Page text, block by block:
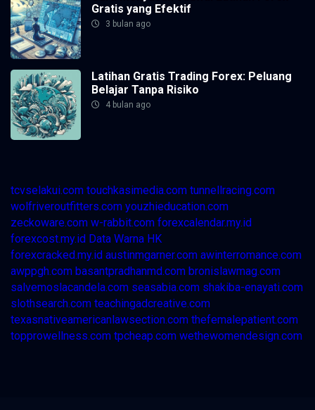
Gratis yang Efektif
3 bulan ago
Latihan Gratis Trading Forex: Peluang
Belajar Tanpa Risiko
4 bulan ago
tcvselakui.com touchkasimedia.com tunnellracing.com
wolfriveroutfitters.com youzhieducation.com
zeckoware.com w-rabbit.com forexcalendar.my.id
forexcost.my.id Data Warna HK
forexcracked.my.id austinmgarner.com awinterromance.com
awppgh.com basantpradhanmd.com bronislawmag.com
salvemoslacandela.com seasabia.com shakiba-enayati.com
slothsearch.com teachingadcreative.com
texasnativeamericanlawsection.com thefemalepatient.com
topprowellness.com tpcheap.com wethewomendesign.com